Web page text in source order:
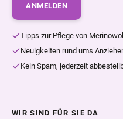
ANMELDEN
Tipps zur Pflege von
Neuigkeiten rund ums
Kein Spam, jederzeit
WIR SIND FÜR SIE DA